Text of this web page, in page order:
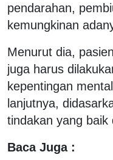
pendarahan,
kemungkinan
Menurut dia,
juga harus
kepentingan
lanjutnya,
tindakan yang baik
Baca Juga :